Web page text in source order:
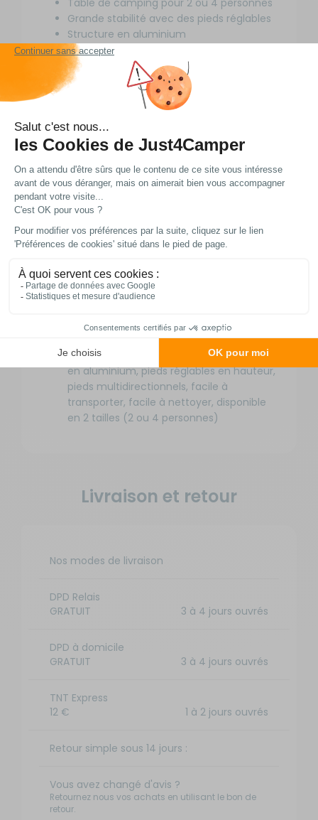
Table de camping pour 2 ou 4 personnes
Grande stabilité avec des pieds réglables
Structure en aluminium
Légère et compacte
Pliage facile
Simple à nettoyer
Informations
complémentaires
Marque : Soplair
Couleur : anthracite
Nature : table pliante de camping
Application : camping-car, fourgon,
Autres spécificités : structure et plateau
en aluminium, pieds réglables en hauteur,
pieds multidirectionnels, facile à
transporter, facile à nettoyer, disponible
en 2 tailles (2 ou 4 personnes)
Livraison et retour
Nos modes de livraison
DPD Relais
GRATUIT
3 à 4 jours ouvrés
DPD à domicile
GRATUIT
3 à 4 jours ouvrés
TNT Express
12 €
1 à 2 jours ouvrés
Retour simple sous 14 jours :
Vous avez changé d'avis ?
Retournez nous vos achats en utilisant le bon de
retour.